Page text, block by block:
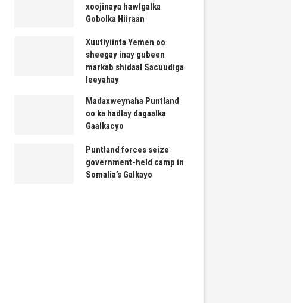
xoojinaya hawlgalka
Gobolka Hiiraan
Xuutiyiinta Yemen oo
sheegay inay gubeen
markab shidaal Sacuudiga
leeyahay
Madaxweynaha Puntland
oo ka hadlay dagaalka
Gaalkacyo
Puntland forces seize
government-held camp in
Somalia’s Galkayo